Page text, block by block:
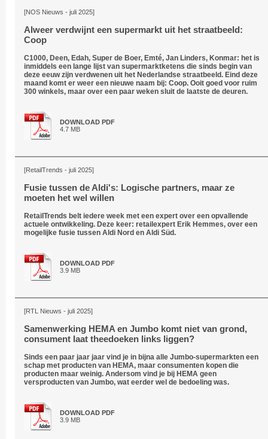
[NOS Nieuws - juli 2025]
Alweer verdwijnt een supermarkt uit het straatbeeld:
Coop
C1000, Deen, Edah, Super de Boer, Emté, Jan Linders, Konmar: het is
inmiddels een lange lijst van supermarktketens die sinds begin van
deze eeuw zijn verdwenen uit het Nederlandse straatbeeld. Eind deze
maand komt er weer een nieuwe naam bij: Coop. Ooit goed voor ruim
300 winkels, maar over een paar weken sluit de laatste de deuren.
DOWNLOAD PDF
4.7 MB
[RetailTrends - juli 2025]
Fusie tussen de Aldi's: Logische partners, maar ze
moeten het wel willen
RetailTrends belt iedere week met een expert over een opvallende
actuele ontwikkeling. Deze keer: retailexpert Erik Hemmes, over een
mogelijke fusie tussen Aldi Nord en Aldi Süd.
DOWNLOAD PDF
3.9 MB
[RTL Nieuws - juli 2025]
Samenwerking HEMA en Jumbo komt niet van grond,
consument laat theedoeken links liggen?
Sinds een paar jaar jaar vind je in bijna alle Jumbo-supermarkten een
schap met producten van HEMA, maar consumenten kopen die
producten maar weinig. Andersom vind je bij HEMA geen
versproducten van Jumbo, wat eerder wel de bedoeling was.
DOWNLOAD PDF
3.9 MB